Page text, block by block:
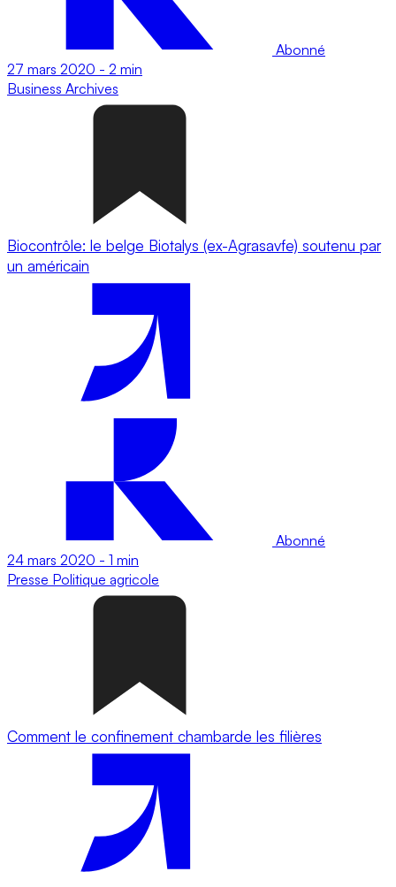
Abonné
27 mars 2020 - 2 min
Business Archives
Biocontrôle: le belge Biotalys (ex-Agrasavfe) soutenu par
un américain
Abonné
24 mars 2020 - 1 min
Presse Politique agricole
Comment le confinement chambarde les filières